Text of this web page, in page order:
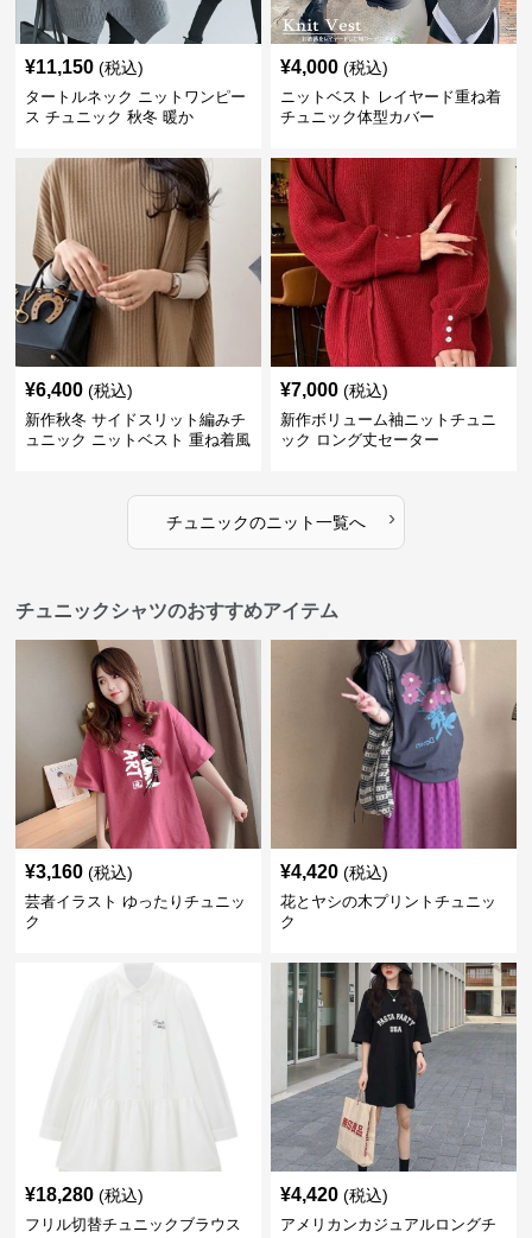
¥11,150 (税込)
タートルネック ニットワンピー
ス チュニック 秋冬 暖か
¥4,000 (税込)
ニットベスト レイヤード重ね着
チュニック体型カバー
¥6,400 (税込)
新作秋冬 サイドスリット編みチ
ュニック ニットベスト 重ね着風
¥7,000 (税込)
新作ボリューム袖ニットチュニ
ック ロング丈セーター
チュニックのニット一覧へ ›
チュニックシャツのおすすめアイテム
¥3,160 (税込)
芸者イラスト ゆったりチュニッ
ク
¥4,420 (税込)
花とヤシの木プリントチュニッ
ク
¥18,280 (税込)
フリル切替チュニックブラウス
¥4,420 (税込)
アメリカンカジュアルロングチ